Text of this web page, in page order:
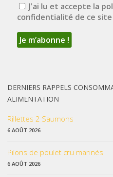
J'ai lu et accepte la
confidentialité de ce site
DERNIERS RAPPELS
ALIMENTATION
Rillettes 2 Saumons
6 AOÛT 2026
Pilons de poulet cru marinés
6 AOÛT 2026